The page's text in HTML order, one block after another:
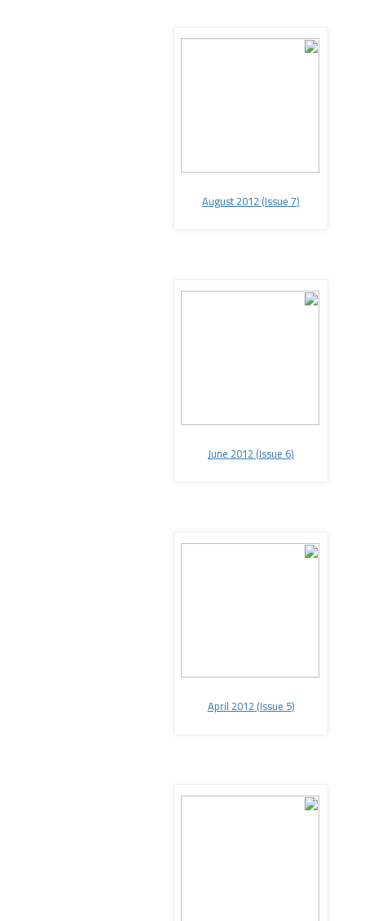
(
August 2012(Issue 7
(
June 2012 (Issue 6
(
April 2012 (Issue 5